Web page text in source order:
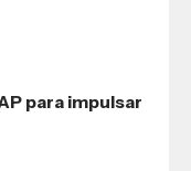
para impulsar